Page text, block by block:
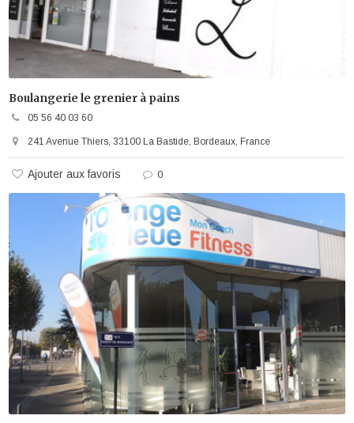
Boulangerie le grenier à pains
05 56 40 03 60
241 Avenue Thiers, 33100 La Bastide, Bordeaux, France
Ajouter aux favoris 0